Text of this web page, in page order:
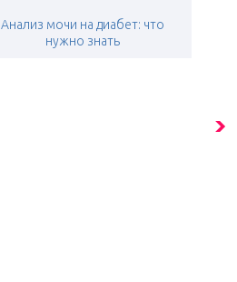
Анализ мочи на диабет: что
нужно знать